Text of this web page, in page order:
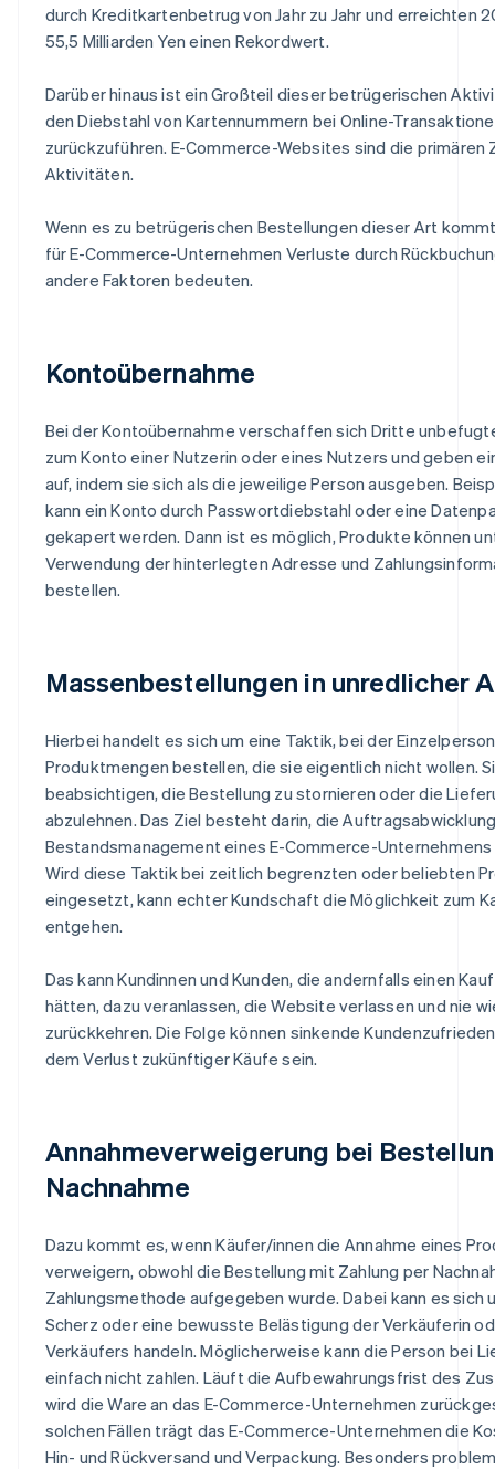
durch Kreditkartenbetrug von Jahr zu Jahr und erreichten
55,5 Milliarden Yen einen Rekordwert.
Darüber hinaus ist ein Großteil dieser betrügerischen
den Diebstahl von Kartennummern bei Online-
zurückzuführen. E-Commerce-Websites sind die primären
Aktivitäten.
Wenn es zu betrügerischen Bestellungen dieser Art
für E-Commerce-Unternehmen Verluste durch
andere Faktoren bedeuten.
Kontoübernahme
Bei der Kontoübernahme verschaffen sich Dritte
zum Konto einer Nutzerin oder eines Nutzers und geben
auf, indem sie sich als die jeweilige Person ausgeben.
kann ein Konto durch Passwortdiebstahl oder eine
gekapert werden. Dann ist es möglich, Produkte können
Verwendung der hinterlegten Adresse und
bestellen.
Massenbestellungen in unredlicher
Hierbei handelt es sich um eine Taktik, bei der
Produktmengen bestellen, die sie eigentlich nicht wollen.
beabsichtigen, die Bestellung zu stornieren oder die
abzulehnen. Das Ziel besteht darin, die
Bestandsmanagement eines E-Commerce-
Wird diese Taktik bei zeitlich begrenzten oder beliebten
eingesetzt, kann echter Kundschaft die Möglichkeit zum
entgehen.
Das kann Kundinnen und Kunden, die andernfalls einen
hätten, dazu veranlassen, die Website verlassen und nie
zurückkehren. Die Folge können sinkende
dem Verlust zukünftiger Käufe sein.
Annahmeverweigerung bei
Nachnahme
Dazu kommt es, wenn Käufer/innen die Annahme eines
verweigern, obwohl die Bestellung mit Zahlung per
Zahlungsmethode aufgegeben wurde. Dabei kann es sich
Scherz oder eine bewusste Belästigung der Verkäuferin
Verkäufers handeln. Möglicherweise kann die Person bei
einfach nicht zahlen. Läuft die Aufbewahrungsfrist des
wird die Ware an das E-Commerce-Unternehmen
solchen Fällen trägt das E-Commerce-Unternehmen die
Hin- und Rückversand und Verpackung. Besonders